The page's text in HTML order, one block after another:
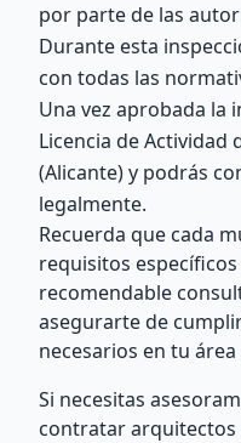
por parte de las
Durante esta
con todas las
Una vez aprobada la
Licencia de Actividad
(Alicante) y podrás
legalmente.
Recuerda que cada
requisitos
recomendable
asegurarte de
necesarios en tu
Si necesitas
contratar arquitectos